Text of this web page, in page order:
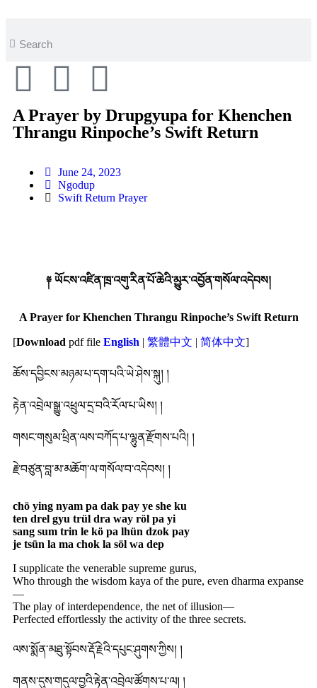
A Prayer by Drupgyupa for Khenchen
Thrangu Rinpoche’s Swift Return
June 24, 2023
Ngodup
Swift Return Prayer
༈ ཡོངས་འཛིན་ཁྲ་འགུ་རིན་པོ་ཆེའི་མྱུར་འབྱོན་གསོལ་འདེབས།
A Prayer for Khenchen Thrangu Rinpoche’s Swift Return
[Download pdf file English | 繁體中文 | 简体中文]
ཆོས་དབྱིངས་མཉམ་པ་དག་པའི་ཡེ་ཤེས་སྐུ། །
རྟེན་འབྲེལ་སྒྱུ་འཕྲུལ་དྲ་བའི་རོལ་པ་ཡིས། །
གསང་གསུམ་ཕྲིན་ལས་བཀོད་པ་ལྷུན་རྫོགས་པའི། །
རྗེ་བཙུན་བླ་མ་མཆོག་ལ་གསོལ་བ་འདེབས། །
chö ying nyam pa dak pay ye she ku
ten drel gyu trül dra way röl pa yi
sang sum trin le kö pa lhün dzok pay
je tsün la ma chok la söl wa dep
I supplicate the venerable supreme gurus,
Who through the wisdom kaya of the pure, even dharma expanse
—
The play of interdependence, the net of illusion—
Perfected effortlessly the activity of the three secrets.
ལས་སྨོན་མཐུ་སྟོབས་རྡོ་རྗེའི་དཔུང་ཤུགས་ཀྱིས། །
གནས་དུས་གདུལ་བྱའི་རྟེན་འབྲེལ་ཚོགས་པ་ལ། །